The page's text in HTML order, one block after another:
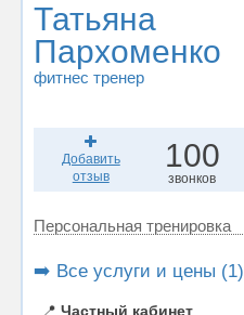
Татьяна
Пархоменко
фитнес тренер
Добавить
отзыв
100
звонков
Персональная тренировка
➡️ Все услуги и цены (1)
📍 Частный кабинет